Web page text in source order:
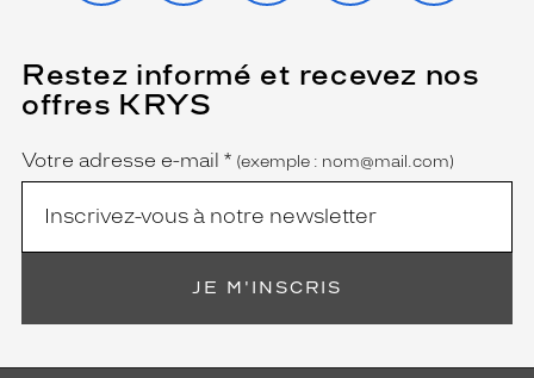
Restez informé et recevez nos
offres KRYS
Name
Votre adresse e-mail *
(Ce
champ
est
obligatoire)
(exemple : nom@mail.com)
JE M'INSCRIS